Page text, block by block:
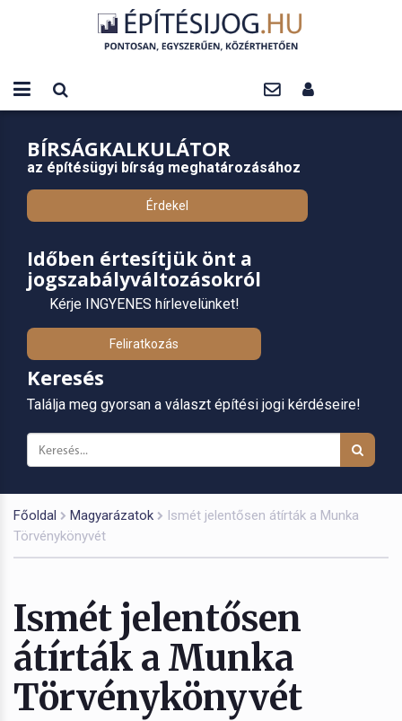
BÍRSÁGKALKULÁTOR
az építésügyi bírság meghatározásához
Érdekel
Időben értesítjük önt a
jogszabályváltozásokról
Kérje INGYENES hírlevelünket!
Feliratkozás
Keresés
Találja meg gyorsan a választ építési jogi kérdéseire!
Főoldal Magyarázatok
Ismét jelentősen átírták a Munka
Törvénykönyvét
Ismét jelentősen
átírták a Munka
Törvénykönyvét